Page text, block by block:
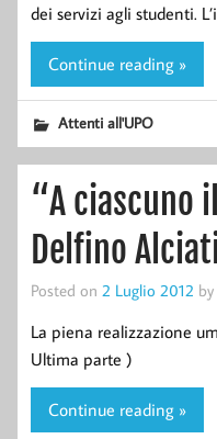
dei servizi agli studenti.
Continue reading »
Attenti all'UPO
“A ciascuno
Delfino
Posted on 2 Luglio 2012 by
La piena realizzazione
Ultima parte )
Continue reading »